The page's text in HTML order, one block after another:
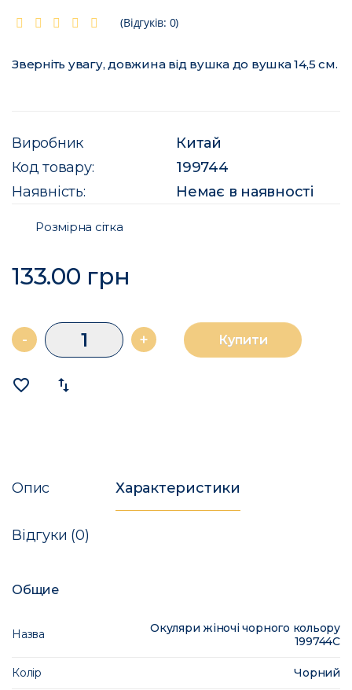
(Відгуків: 0)
Зверніть увагу, довжина від вушка до вушка 14,5 см.
Виробник
Китай
Код товару:
199744
Наявність:
Немає в наявності
Розмірна сітка
133.00 грн
- + Купити
favorite_border import_export
Опис Характеристики
Відгуки (0)
Общие
Назва
Окуляри жіночі чорного кольору
199744C
Колір Чорний